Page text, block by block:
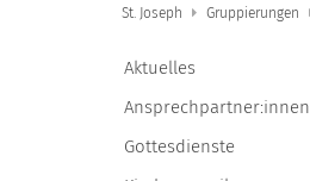
St. Joseph Gruppierungen
Aktuelles
Ansprechpartner:innen
Gottesdienste